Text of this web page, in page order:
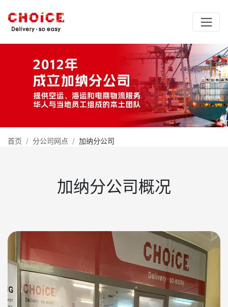
首页 分公司网点 加纳分公司
加纳分公司概况